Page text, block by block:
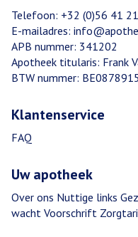
Telefoon: +32 (0)56 41
E-mailadres: info@
APB nummer: 341202
Apotheek titularis: Frank
BTW nummer:
Klantenservice
FAQ
Uw apotheek
Over ons Nuttige links
wacht Voorschrift